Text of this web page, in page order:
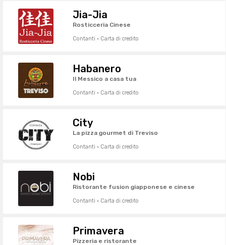
Jia-Jia
Rosticceria Cinese
Contanti · Carta di credito
Habanero
Il Messico a casa tua
Contanti · Carta di credito
City
La pizza gourmet di Treviso
Contanti · Carta di credito
Nobi
Ristorante fusion giapponese e cinese
Contanti · Carta di credito
Primavera
Pizzeria e ristorante